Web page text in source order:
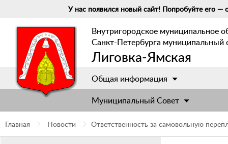
У нас появился новый сайт! Попробуйте его —
Внутригородское муниципальное
Санкт-Петербурга муниципальный
Лиговка-Ямская
Общая информация
Муниципальный Cовет
Главная Новости Ответственность за самовольную